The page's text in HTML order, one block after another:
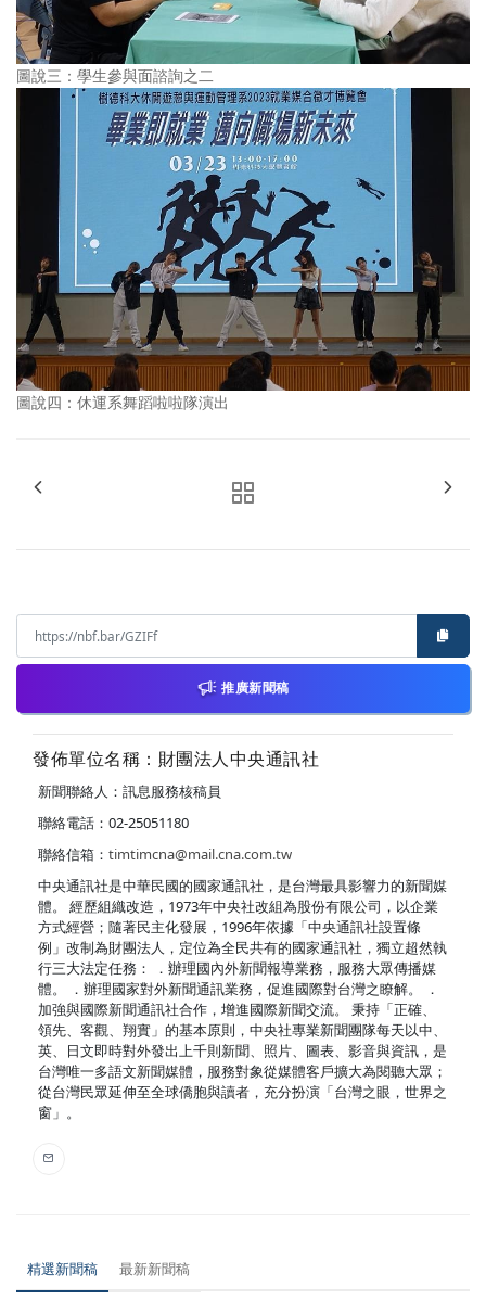
圖說三：學生參與面諮詢之二
圖說四：休運系舞蹈啦啦隊演出
推廣新聞稿
發佈單位名稱：財團法人中央通訊社
新聞聯絡人：訊息服務核稿員
聯絡電話：02-25051180
聯絡信箱： timtimcna@mail.cna.com.tw
中央通訊社是中華民國的國家通訊社，是台灣最具影響力的新聞媒
體。 經歷組織改造，1973年中央社改組為股份有限公司，以企業
方式經營；隨著民主化發展，1996年依據「中央通訊社設置條
例」改制為財團法人，定位為全民共有的國家通訊社，獨立超然執
行三大法定任務： ．辦理國內外新聞報導業務，服務大眾傳播媒
體。 ．辦理國家對外新聞通訊業務，促進國際對台灣之瞭解。 ．
加強與國際新聞通訊社合作，增進國際新聞交流。 秉持「正確、
領先、客觀、翔實」的基本原則，中央社專業新聞團隊每天以中、
英、日文即時對外發出上千則新聞、照片、圖表、影音與資訊，是
台灣唯一多語文新聞媒體，服務對象從媒體客戶擴大為閱聽大眾；
從台灣民眾延伸至全球僑胞與讀者，充分扮演「台灣之眼，世界之
窗」。
精選新聞稿 最新新聞稿